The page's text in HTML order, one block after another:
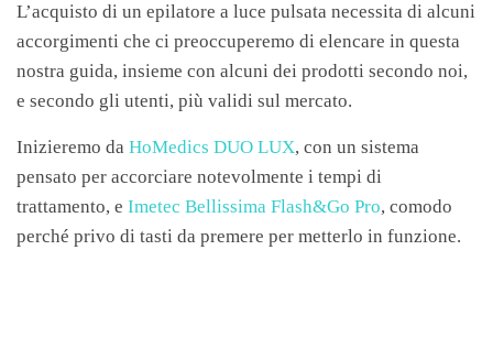
L’acquisto di un epilatore a luce pulsata necessita di alcuni
accorgimenti che ci preoccuperemo di elencare in questa
nostra guida, insieme con alcuni dei prodotti secondo noi,
e secondo gli utenti, più validi sul mercato.
Inizieremo da HoMedics DUO LUX, con un sistema
pensato per accorciare notevolmente i tempi di
trattamento, e Imetec Bellissima Flash&Go Pro, comodo
perché privo di tasti da premere per metterlo in funzione.